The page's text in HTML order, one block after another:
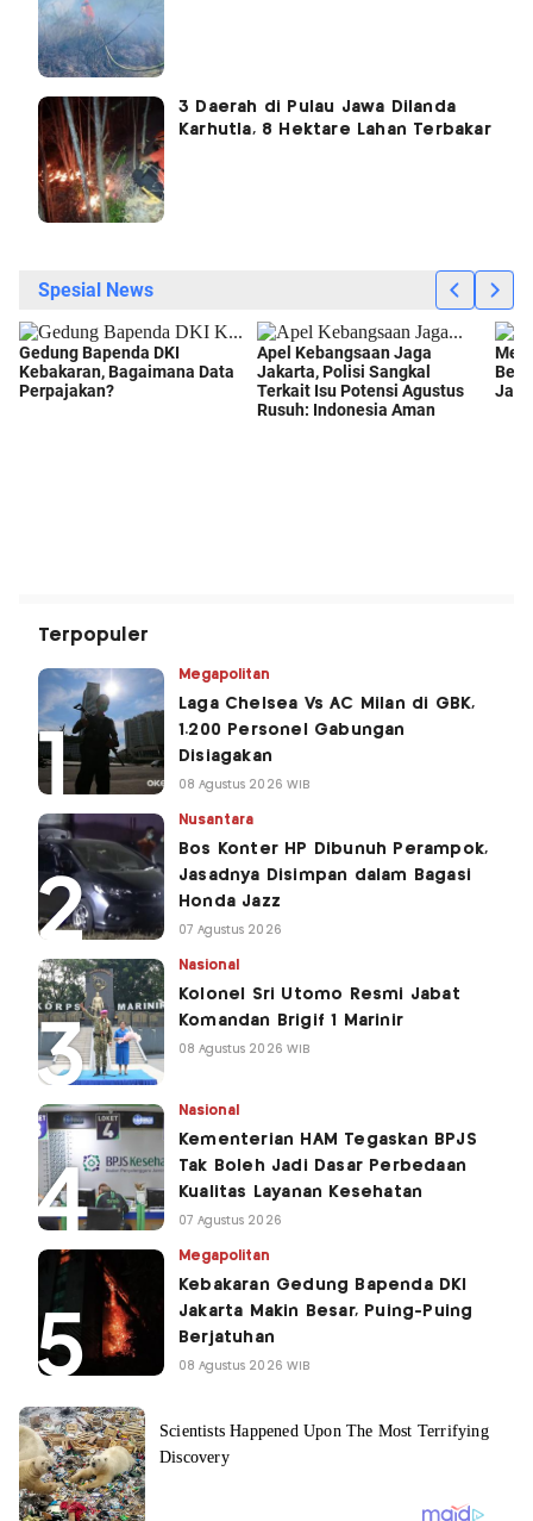
3 Daerah di Pulau Jawa Dilanda
Karhutla, 8 Hektare Lahan Terbakar
Terpopuler
Megapolitan
Laga Chelsea Vs AC Milan di GBK,
1.200 Personel Gabungan
Disiagakan
08 Agustus 2026 WIB
Nusantara
Bos Konter HP Dibunuh Perampok,
Jasadnya Disimpan dalam Bagasi
Honda Jazz
07 Agustus 2026
Nasional
Kolonel Sri Utomo Resmi Jabat
Komandan Brigif 1 Marinir
08 Agustus 2026 WIB
Nasional
Kementerian HAM Tegaskan BPJS
Tak Boleh Jadi Dasar Perbedaan
Kualitas Layanan Kesehatan
07 Agustus 2026
Megapolitan
Kebakaran Gedung Bapenda DKI
Jakarta Makin Besar, Puing-Puing
Berjatuhan
08 Agustus 2026 WIB